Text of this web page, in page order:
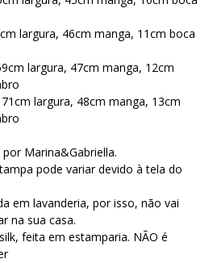
largura, 46cm manga, 11cm boca
largura, 47cm manga, 12cm
largura, 48cm manga, 13cm
Marina&Gabriella.
pode variar devido à tela do
em lavanderia, por isso, não vai
na sua casa.
feita em estamparia. NÃO é